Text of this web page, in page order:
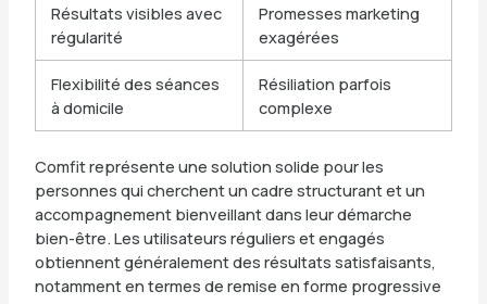
Résultats visibles avec
régularité
Promesses marketing
exagérées
Flexibilité des séances
à domicile
Résiliation parfois
complexe
Comfit représente une solution solide pour les
personnes qui cherchent un cadre structurant et un
accompagnement bienveillant dans leur démarche
bien-être. Les utilisateurs réguliers et engagés
obtiennent généralement des résultats satisfaisants,
notamment en termes de remise en forme progressive